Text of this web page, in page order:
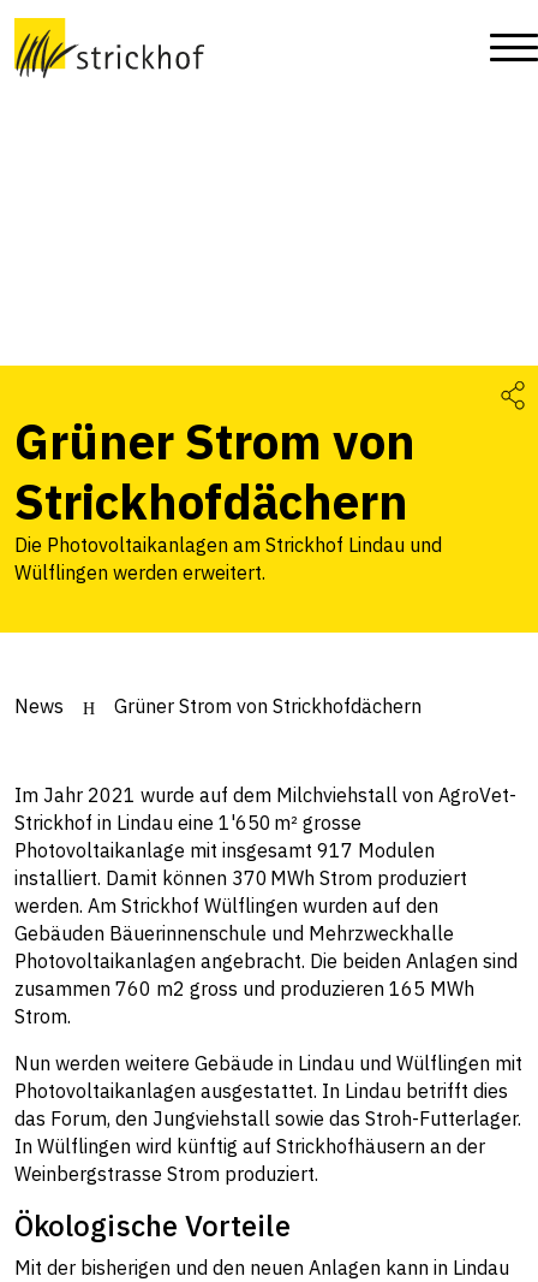
Grüner Strom von
Strickhofdächern
Die Photovoltaikanlagen am Strickhof Lindau und
Wülflingen werden erweitert.
News Grüner Strom von Strickhofdächern
Im Jahr 2021 wurde auf dem Milchviehstall von AgroVet-
Strickhof in Lindau eine 1'650 m² grosse
Photovoltaikanlage mit insgesamt 917 Modulen
installiert. Damit können 370 MWh Strom produziert
werden. Am Strickhof Wülflingen wurden auf den
Gebäuden Bäuerinnenschule und Mehrzweckhalle
Photovoltaikanlagen angebracht. Die beiden Anlagen sind
zusammen 760 m2 gross und produzieren 165 MWh
Strom.
Nun werden weitere Gebäude in Lindau und Wülflingen mit
Photovoltaikanlagen ausgestattet. In Lindau betrifft dies
das Forum, den Jungviehstall sowie das Stroh-Futterlager.
In Wülflingen wird künftig auf Strickhofhäusern an der
Weinbergstrasse Strom produziert.
Ökologische Vorteile
Mit der bisherigen und den neuen Anlagen kann in Lindau